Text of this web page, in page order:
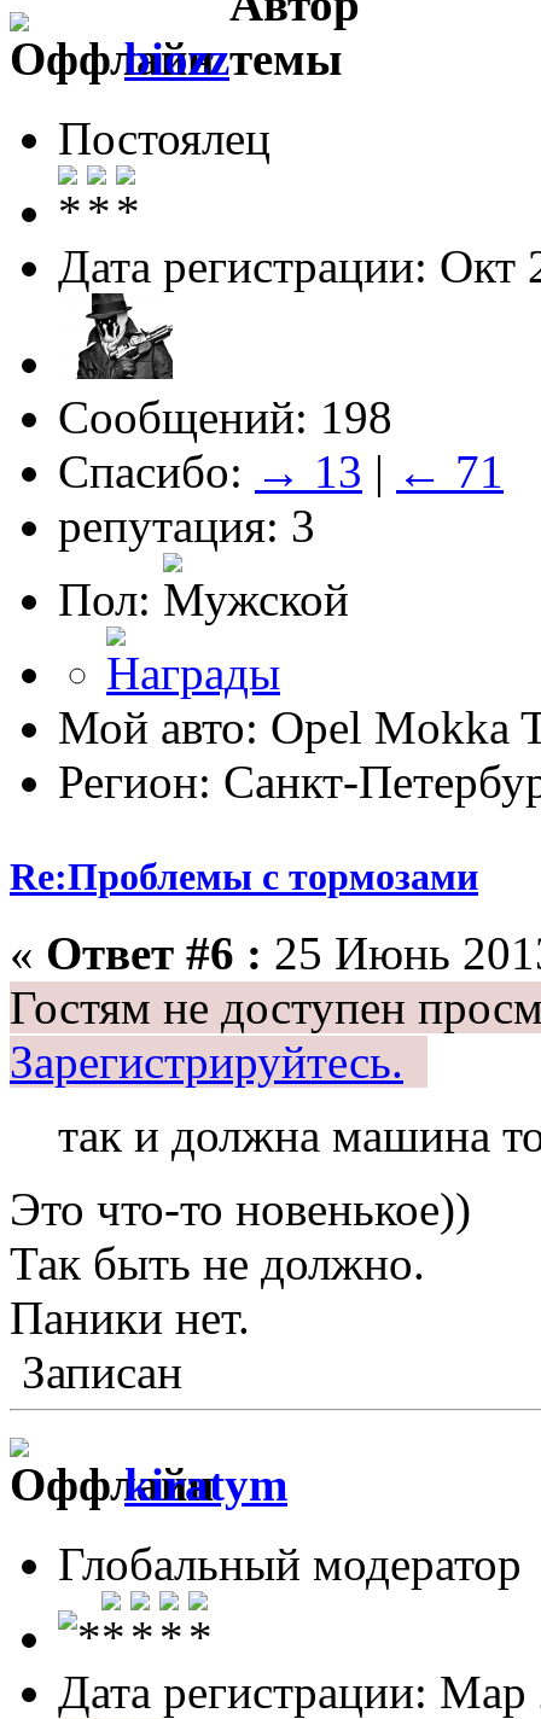
biozz
Постоялец
Дата регистрации: Окт
Сообщений: 198
Спасибо: → 13 | ← 71
репутация: 3
Пол:
Мой авто: Opel Mokka
Регион: Санкт-
Re:Проблемы с тормозами
« Ответ #6 : 25 Июнь
Гостям не доступен
Зарегистрируйтесь.
так и должна машина
Это что-то новенькое))
Так быть не должно.
Паники нет.
Записан
kiratym
Глобальный модератор
Дата регистрации: Мар